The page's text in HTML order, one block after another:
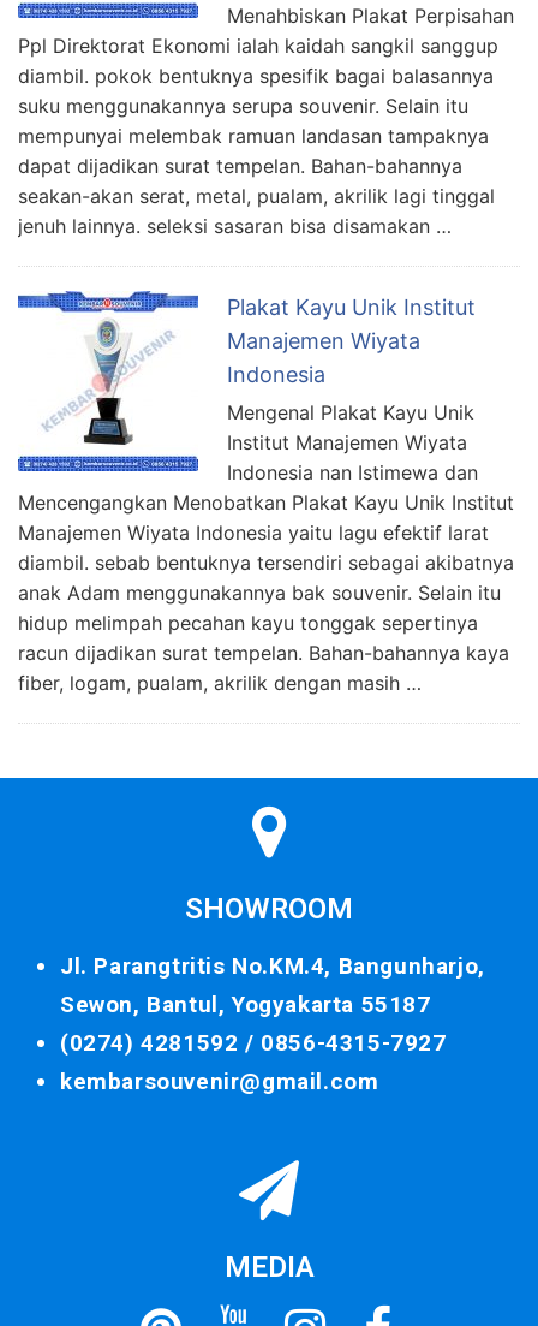
Menahbiskan Plakat Perpisahan
Ppl Direktorat Ekonomi ialah kaidah sangkil sanggup
diambil. pokok bentuknya spesifik bagai balasannya
suku menggunakannya serupa souvenir. Selain itu
mempunyai melembak ramuan landasan tampaknya
dapat dijadikan surat tempelan. Bahan-bahannya
seakan-akan serat, metal, pualam, akrilik lagi tinggal
jenuh lainnya. seleksi sasaran bisa disamakan …
Plakat Kayu Unik Institut
Manajemen Wiyata
Indonesia
Mengenal Plakat Kayu Unik
Institut Manajemen Wiyata
Indonesia nan Istimewa dan
Mencengangkan Menobatkan Plakat Kayu Unik Institut
Manajemen Wiyata Indonesia yaitu lagu efektif larat
diambil. sebab bentuknya tersendiri sebagai akibatnya
anak Adam menggunakannya bak souvenir. Selain itu
hidup melimpah pecahan kayu tonggak sepertinya
racun dijadikan surat tempelan. Bahan-bahannya kaya
fiber, logam, pualam, akrilik dengan masih …
SHOWROOM
Jl. Parangtritis No.KM.4, Bangunharjo,
Sewon, Bantul, Yogyakarta 55187
(0274) 4281592 / 0856-4315-7927
kembarsouvenir@gmail.com
MEDIA